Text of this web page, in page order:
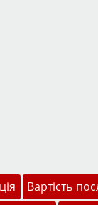
Вартість